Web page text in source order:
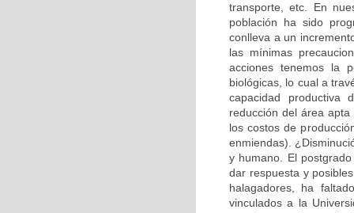
transporte, etc. En
población ha sido
conlleva a un
las mínimas
acciones tenemos la
biológicas, lo cual a
capacidad productiva
reducción del área
los costos de
enmiendas).
y humano. El
dar respuesta y
halagadores, ha
vinculados a la